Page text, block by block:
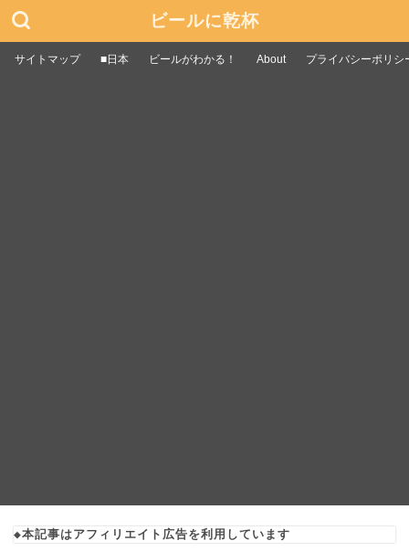
ビールに乾杯
サイトマップ ■日本 ビールがわかる！ About プライバシーポリシ
◆本記事はアフィリエイト広告を利用しています